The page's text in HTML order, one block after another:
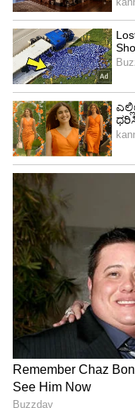
ಆ್ಯಂಡ್‌
ಮಹತ್ವಾಕಾಂಕ್ಷಿ
ಹಿಮಾಲಯದ ಸಂಕೀರ್ಣ
ಅನುಗುಣವಾಗಿ
ತಂತ್ರಜ್ಞಾನ ಬಳಸಿ
5
6
Image Credit :Our Own
365 ದಿನಗಳ
ಈ ಸುರಂಗ ಮಾರ್ಗ
ಲಡಾಖ್ ನಡುವಿನ